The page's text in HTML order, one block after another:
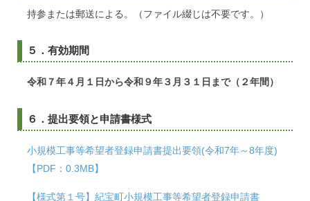
持参または郵送による。（ファイル綴じは不要です。）
５．有効期間
令和７年４月１日から令和９年３月３１日まで（２年間）
６．提出要領と申請書様式
小規模工事等希望者登録申請書提出要領(令和7年～8年度)
【PDF：0.3MB】
【様式第１号】紀宝町小規模工事等希望者登録申請書